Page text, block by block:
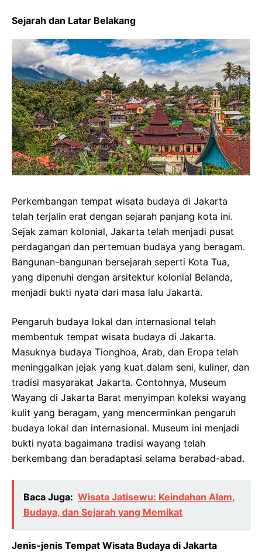
Sejarah dan Latar Belakang
Perkembangan tempat wisata budaya di Jakarta
telah terjalin erat dengan sejarah panjang kota ini.
Sejak zaman kolonial, Jakarta telah menjadi pusat
perdagangan dan pertemuan budaya yang beragam.
Bangunan-bangunan bersejarah seperti Kota Tua,
yang dipenuhi dengan arsitektur kolonial Belanda,
menjadi bukti nyata dari masa lalu Jakarta.
Pengaruh budaya lokal dan internasional telah
membentuk tempat wisata budaya di Jakarta.
Masuknya budaya Tionghoa, Arab, dan Eropa telah
meninggalkan jejak yang kuat dalam seni, kuliner, dan
tradisi masyarakat Jakarta. Contohnya, Museum
Wayang di Jakarta Barat menyimpan koleksi wayang
kulit yang beragam, yang mencerminkan pengaruh
budaya lokal dan internasional. Museum ini menjadi
bukti nyata bagaimana tradisi wayang telah
berkembang dan beradaptasi selama berabad-abad.
Baca Juga: Wisata Jatisewu: Keindahan Alam,
Budaya, dan Sejarah yang Memikat
Jenis-jenis Tempat Wisata Budaya di Jakarta